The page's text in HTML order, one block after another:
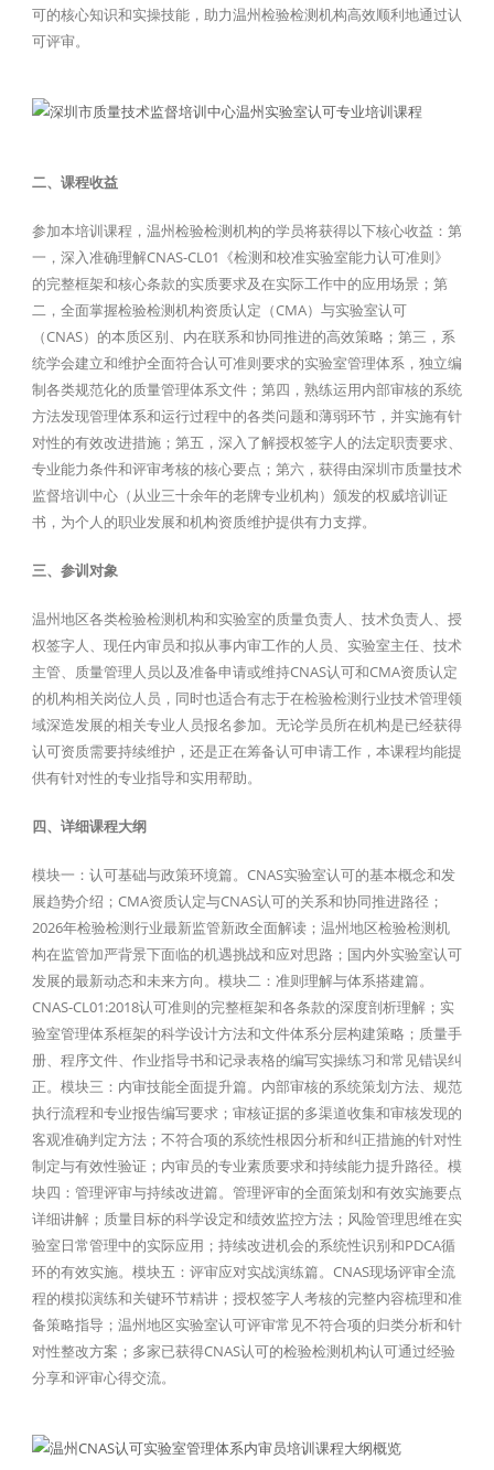
可的核心知识和实操技能，助力温州检验检测机构高效顺利地通过认
可评审。
二、课程收益
参加本培训课程，温州检验检测机构的学员将获得以下核心收益：第
一，深入准确理解CNAS-CL01《检测和校准实验室能力认可准则》
的完整框架和核心条款的实质要求及在实际工作中的应用场景；第
二，全面掌握检验检测机构资质认定（CMA）与实验室认可
（CNAS）的本质区别、内在联系和协同推进的高效策略；第三，系
统学会建立和维护全面符合认可准则要求的实验室管理体系，独立编
制各类规范化的质量管理体系文件；第四，熟练运用内部审核的系统
方法发现管理体系和运行过程中的各类问题和薄弱环节，并实施有针
对性的有效改进措施；第五，深入了解授权签字人的法定职责要求、
专业能力条件和评审考核的核心要点；第六，获得由深圳市质量技术
监督培训中心（从业三十余年的老牌专业机构）颁发的权威培训证
书，为个人的职业发展和机构资质维护提供有力支撑。
三、参训对象
温州地区各类检验检测机构和实验室的质量负责人、技术负责人、授
权签字人、现任内审员和拟从事内审工作的人员、实验室主任、技术
主管、质量管理人员以及准备申请或维持CNAS认可和CMA资质认定
的机构相关岗位人员，同时也适合有志于在检验检测行业技术管理领
域深造发展的相关专业人员报名参加。无论学员所在机构是已经获得
认可资质需要持续维护，还是正在筹备认可申请工作，本课程均能提
供有针对性的专业指导和实用帮助。
四、详细课程大纲
模块一：认可基础与政策环境篇。CNAS实验室认可的基本概念和发
展趋势介绍；CMA资质认定与CNAS认可的关系和协同推进路径；
2026年检验检测行业最新监管新政全面解读；温州地区检验检测机
构在监管加严背景下面临的机遇挑战和应对思路；国内外实验室认可
发展的最新动态和未来方向。模块二：准则理解与体系搭建篇。
CNAS-CL01:2018认可准则的完整框架和各条款的深度剖析理解；实
验室管理体系框架的科学设计方法和文件体系分层构建策略；质量手
册、程序文件、作业指导书和记录表格的编写实操练习和常见错误纠
正。模块三：内审技能全面提升篇。内部审核的系统策划方法、规范
执行流程和专业报告编写要求；审核证据的多渠道收集和审核发现的
客观准确判定方法；不符合项的系统性根因分析和纠正措施的针对性
制定与有效性验证；内审员的专业素质要求和持续能力提升路径。模
块四：管理评审与持续改进篇。管理评审的全面策划和有效实施要点
详细讲解；质量目标的科学设定和绩效监控方法；风险管理思维在实
验室日常管理中的实际应用；持续改进机会的系统性识别和PDCA循
环的有效实施。模块五：评审应对实战演练篇。CNAS现场评审全流
程的模拟演练和关键环节精讲；授权签字人考核的完整内容梳理和准
备策略指导；温州地区实验室认可评审常见不符合项的归类分析和针
对性整改方案；多家已获得CNAS认可的检验检测机构认可通过经验
分享和评审心得交流。